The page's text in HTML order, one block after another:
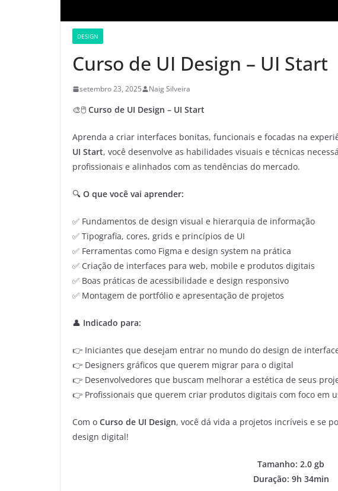
DESIGN
Curso de UI Design – UI Start
setembro 23, 2025 Naig Silveira
🎨🖱️Curso de UI Design – UI Start
Aprenda a criar interfaces bonitas, funcionais e focadas na
UI Start, você desenvolve as habilidades visuais e técnicas
profissionais e alinhados com as tendências do mercado.
🔍 O que você vai aprender:
✅ Fundamentos de design visual e hierarquia de informação
✅ Tipografia, cores, grids e princípios de UI
✅ Ferramentas como Figma e design system na prática
✅ Criação de interfaces para web, mobile e produtos digitais
✅ Boas práticas de acessibilidade e design responsivo
✅ Montagem de portfólio e apresentação de projetos
👤 Indicado para:
👉 Iniciantes que desejam entrar no mundo do design de
👉 Designers gráficos que querem migrar para o digital
👉 Desenvolvedores que buscam melhorar a estética de seus
👉 Profissionais que querem criar produtos digitais com foco em
Com o Curso de UI Design, você dá vida a projetos incríveis e se
design digital!
Tamanho: 2.0 gb
Duração: 9h 34min